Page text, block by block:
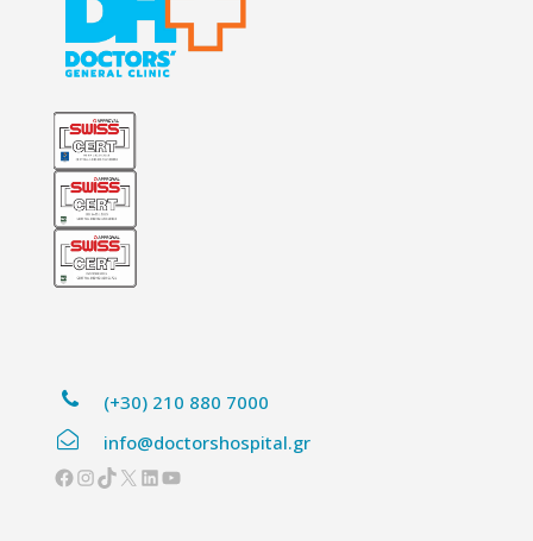
(+30) 210 880 7000
info@doctorshospital.gr
Facebook
Instagram
TikTok
X Linkedin
YouTube